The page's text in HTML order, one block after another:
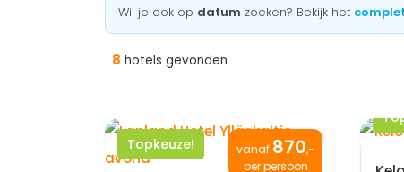
Wil je ook op datum zoeken? Bekijk het
8 hotels gevonden
vanaf 870,-
per persoon
Topkeuze!